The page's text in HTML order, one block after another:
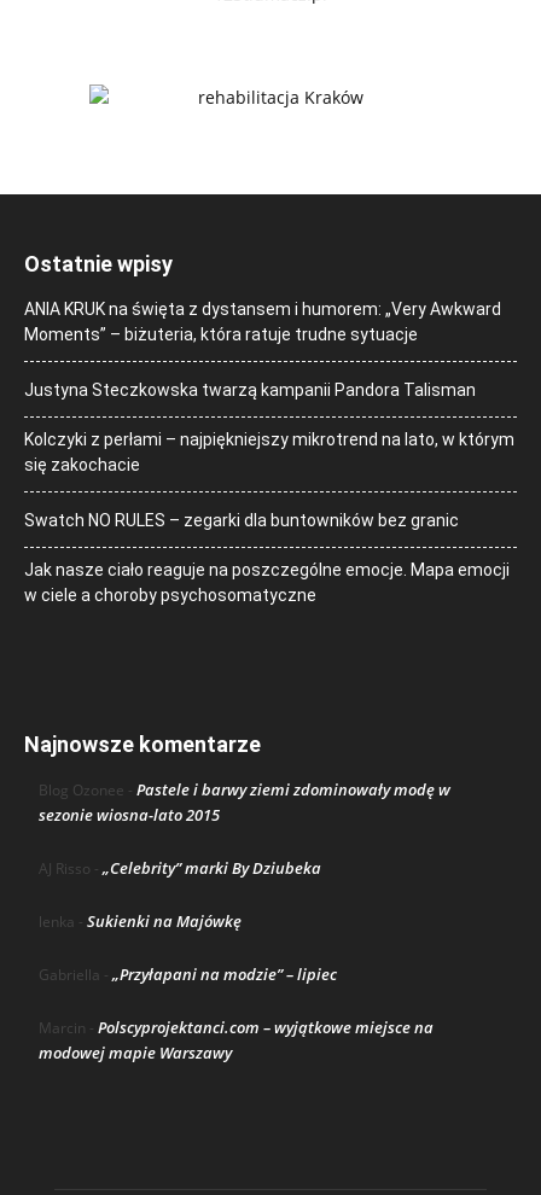
Ostatnie wpisy
ANIA KRUK na święta z dystansem i humorem: „Very Awkward
Moments” – biżuteria, która ratuje trudne sytuacje
Justyna Steczkowska twarzą kampanii Pandora Talisman
Kolczyki z perłami – najpiękniejszy mikrotrend na lato, w którym
się zakochacie
Swatch NO RULES – zegarki dla buntowników bez granic
Jak nasze ciało reaguje na poszczególne emocje. Mapa emocji
w ciele a choroby psychosomatyczne
Najnowsze komentarze
Blog Ozonee - Pastele i barwy ziemi zdominowały modę w
sezonie wiosna-lato 2015
AJ Risso - „Celebrity” marki By Dziubeka
lenka - Sukienki na Majówkę
Gabriella - „Przyłapani na modzie” – lipiec
Marcin - Polscyprojektanci.com – wyjątkowe miejsce na
modowej mapie Warszawy